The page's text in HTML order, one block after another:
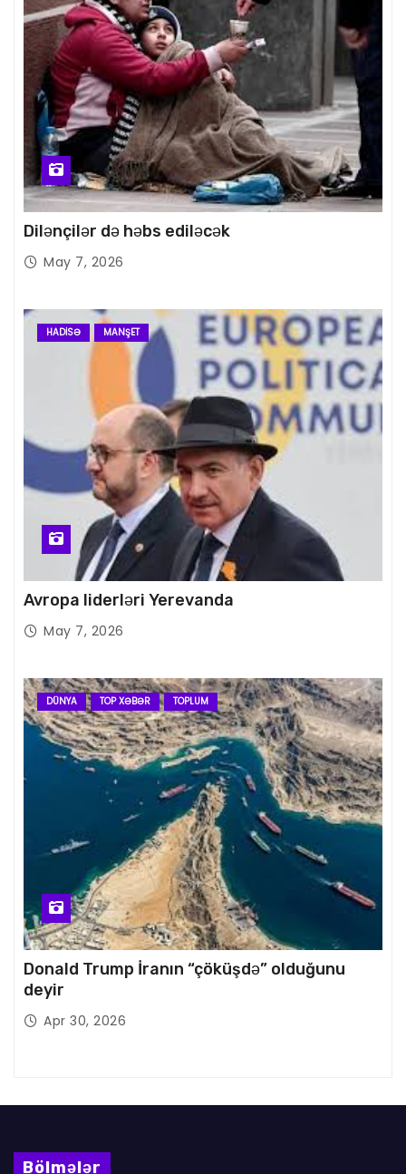
Dilənçilər də həbs ediləcək
May 7, 2026
HADISƏ MANŞET
Avropa liderləri Yerevanda
May 7, 2026
DÜNYA TOP XƏBƏR TOPLUM
Donald Trump İranın “çöküşdə” olduğunu
deyir
Apr 30, 2026
Bölmələr